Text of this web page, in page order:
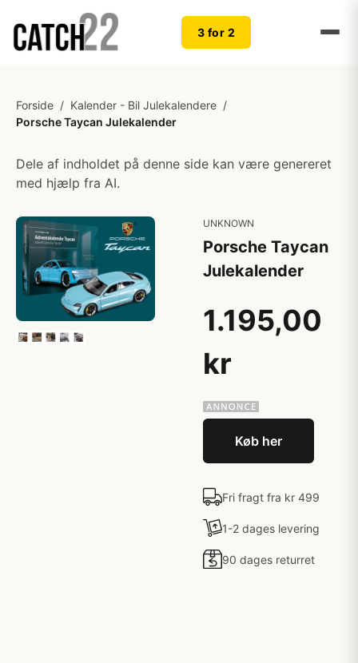
3 for 2
Forside / Kalender - Bil Julekalendere /
Porsche Taycan Julekalender
Dele af indholdet på denne side kan være genereret
med hjælp fra AI.
UNKNOWN
Porsche Taycan
Julekalender
1.195,00
kr
Køb her
Fri fragt fra kr 499
1-2 dages levering
90 dages returret